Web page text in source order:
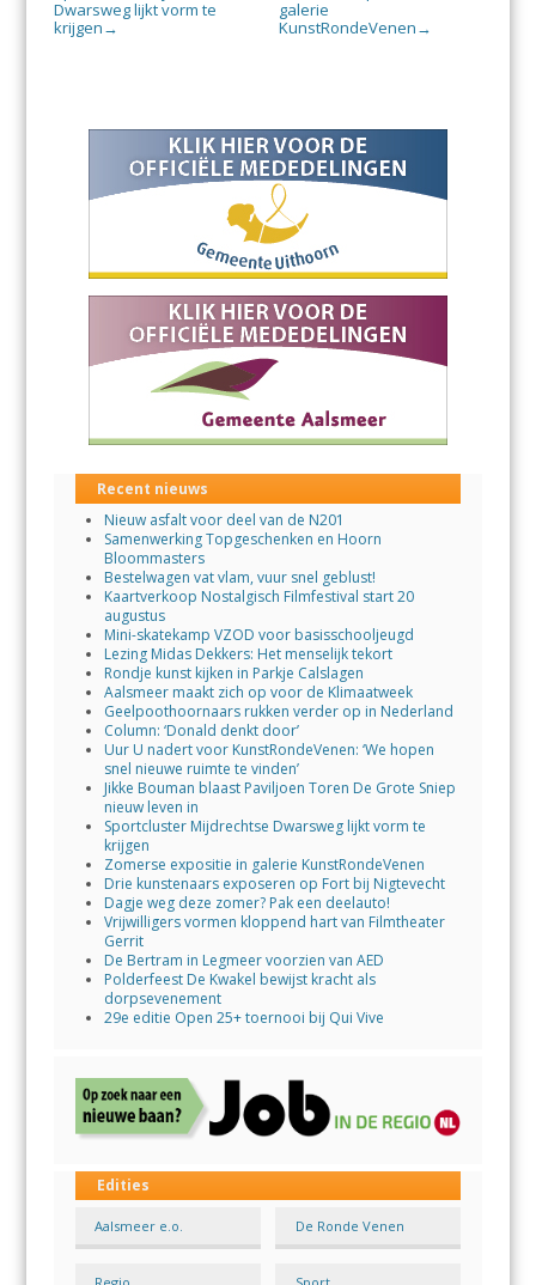
Dwarsweg lijkt vorm te
krijgen →
galerie
KunstRondeVenen →
Recent nieuws
Nieuw asfalt voor deel van de N201
Samenwerking Topgeschenken en Hoorn
Bloommasters
Bestelwagen vat vlam, vuur snel geblust!
Kaartverkoop Nostalgisch Filmfestival start 20
augustus
Mini-skatekamp VZOD voor basisschooljeugd
Lezing Midas Dekkers: Het menselijk tekort
Rondje kunst kijken in Parkje Calslagen
Aalsmeer maakt zich op voor de Klimaatweek
Geelpoothoornaars rukken verder op in Nederland
Column: ‘Donald denkt door’
Uur U nadert voor KunstRondeVenen: ‘We hopen
snel nieuwe ruimte te vinden’
Jikke Bouman blaast Paviljoen Toren De Grote Sniep
nieuw leven in
Sportcluster Mijdrechtse Dwarsweg lijkt vorm te
krijgen
Zomerse expositie in galerie KunstRondeVenen
Drie kunstenaars exposeren op Fort bij Nigtevecht
Dagje weg deze zomer? Pak een deelauto!
Vrijwilligers vormen kloppend hart van Filmtheater
Gerrit
De Bertram in Legmeer voorzien van AED
Polderfeest De Kwakel bewijst kracht als
dorpsevenement
29e editie Open 25+ toernooi bij Qui Vive
Edities
Aalsmeer e.o. De Ronde Venen